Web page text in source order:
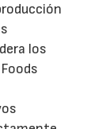
los